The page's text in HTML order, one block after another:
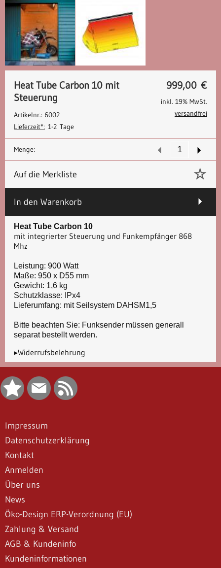
999,00 €
Heat Tube Carbon 10 mit
Steuerung
Artikelnr.: 6002
Lieferzeit*: 1-2 Tage
inkl. 19% MwSt.
versandfrei
Menge:
Auf die Merkliste
In den Warenkorb
Heat Tube Carbon 10
mit integrierter Steuerung und Funkempfänger 868
Mhz
Leistung: 900 Watt
Maße: 950 x D55 mm
Gewicht: 1,6 kg
Schutzklasse: IPx4
Lieferumfang: mit Seilsystem DAHSM1,5
Bitte beachten Sie: Funksender müssen generall
separat bestellt werden.
▸Widerrufsbelehrung
Impressum
Datenschutzerklärung
Kontakt
Anmelden
Über uns
News
Öko-Design ERP-Verordnung (EU)
Zahlung & Versand
AGB & Kundeninfo
Kundeninformationen